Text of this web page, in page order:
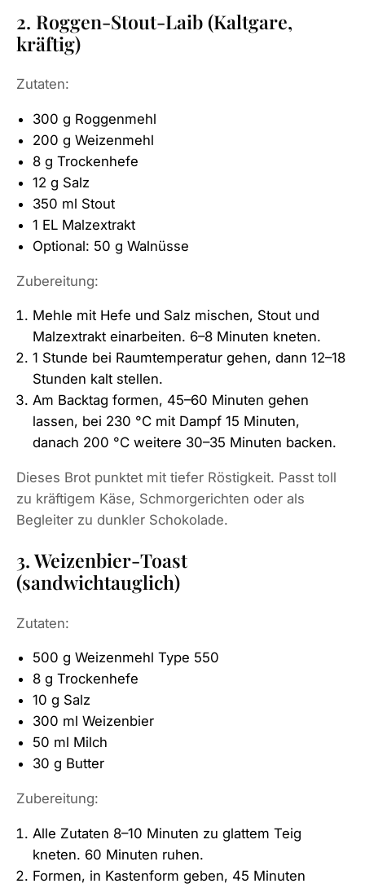
2. Roggen-Stout-Laib (Kaltgare,
kräftig)
Zutaten:
300 g Roggenmehl
200 g Weizenmehl
8 g Trockenhefe
12 g Salz
350 ml Stout
1 EL Malzextrakt
Optional: 50 g Walnüsse
Zubereitung:
Mehle mit Hefe und Salz mischen, Stout und
Malzextrakt einarbeiten. 6–8 Minuten kneten.
1 Stunde bei Raumtemperatur gehen, dann 12–18
Stunden kalt stellen.
Am Backtag formen, 45–60 Minuten gehen
lassen, bei 230 °C mit Dampf 15 Minuten,
danach 200 °C weitere 30–35 Minuten backen.
Dieses Brot punktet mit tiefer Röstigkeit. Passt toll
zu kräftigem Käse, Schmorgerichten oder als
Begleiter zu dunkler Schokolade.
3. Weizenbier-Toast
(sandwichtauglich)
Zutaten:
500 g Weizenmehl Type 550
8 g Trockenhefe
10 g Salz
300 ml Weizenbier
50 ml Milch
30 g Butter
Zubereitung:
Alle Zutaten 8–10 Minuten zu glattem Teig
kneten. 60 Minuten ruhen.
Formen, in Kastenform geben, 45 Minuten